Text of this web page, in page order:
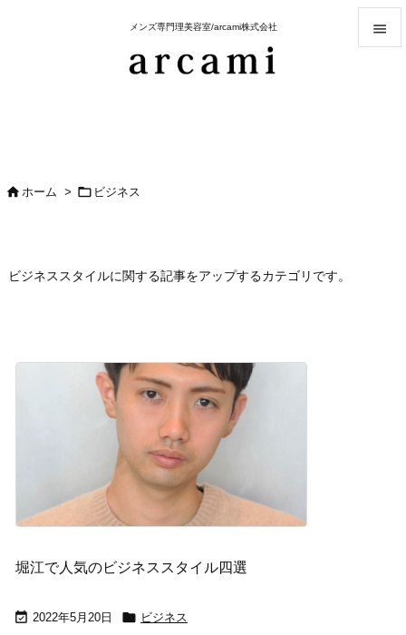
メンズ専門理美容室/arcami株式会社 
ホーム >  ビジネス
ビジネススタイルに関する記事をアップするカテゴリです。
堀江で人気のビジネススタイル四選
 2022年5月20日  ビジネス